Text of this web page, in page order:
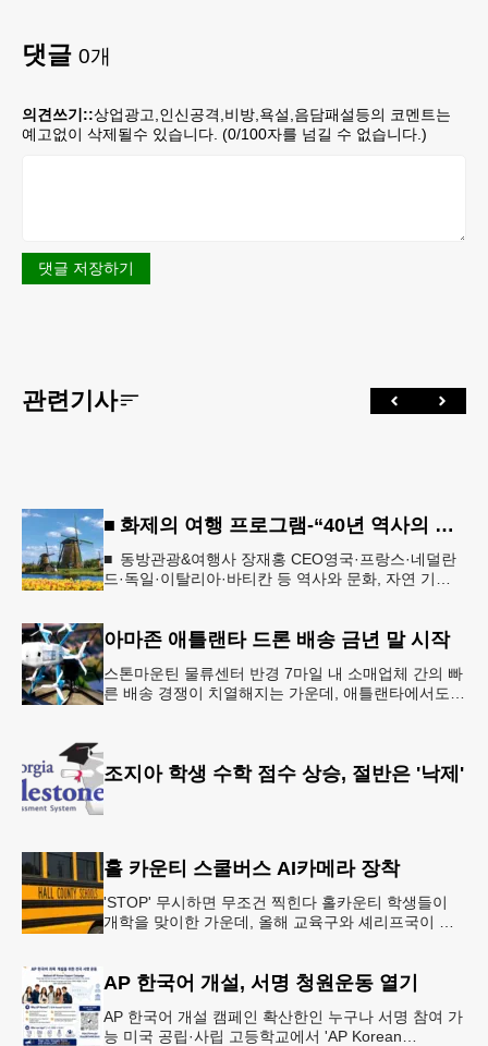
댓글 0개
의견쓰기::상업광고,인신공격,비방,욕설,음담패설등의 코멘트는
예고없이 삭제될수 있습니다. (0/100자를 넘길 수 없습니다.)
댓글 저장하기
관련기사
■ 화제의 여행 프로그램-“40년 역사의 신뢰… 서유럽 8개국 13일 대장정”
■ 동방관광&여행사 장재홍 CEO영국·프랑스·네덜란
드·독일·이탈리아·바티칸 등 역사와 문화, 자연 기
아마존 애틀랜타 드론 배송 금년 말 시작
스톤마운틴 물류센터 반경 7마일 내 소매업체 간의 빠
른 배송 경쟁이 치열해지는 가운데, 애틀랜타에서도
조지아 학생 수학 점수 상승, 절반은 '낙제'
홀 카운티 스쿨버스 AI카메라 장착
'STOP' 무시하면 무조건 찍힌다 홀카운티 학생들이
개학을 맞이한 가운데, 올해 교육구와 셰리프국이 학
AP 한국어 개설, 서명 청원운동 열기
AP 한국어 개설 캠페인 확산한인 누구나 서명 참여 가
능 미국 공립·사립 고등학교에서 'AP Korean